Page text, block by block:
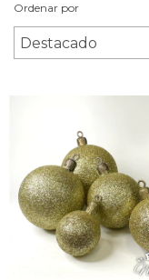
Ordenar por